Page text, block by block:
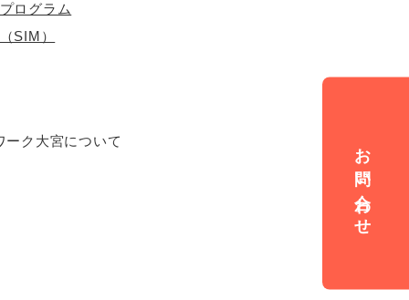
ログラム
SIM）
ーク大宮について
お問い合わせ